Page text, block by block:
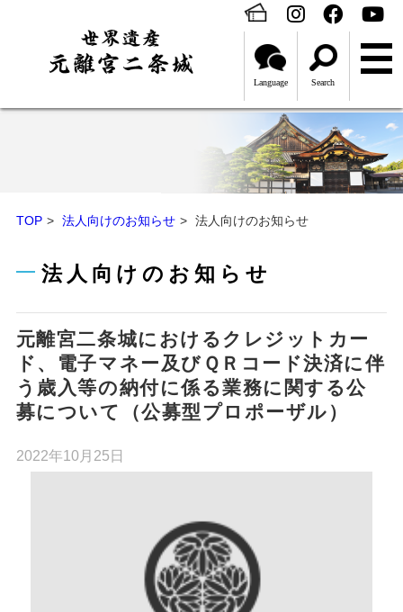
Language Search
TOP 法人向けのお知らせ 法人向けのお知らせ
法人向けのお知らせ
元離宮二条城におけるクレジットカー
ド、電子マネー及びＱＲコード決済に伴
う歳入等の納付に係る業務に関する公
募について（公募型プロポーザル）
2022年10月25日